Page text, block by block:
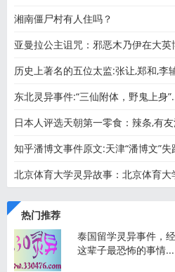
湘南僵尸村有人住吗？
亚曼拉公主诅咒：邪恶木乃伊在大
历史上著名的五位太监:张让,郑和,李
东北灵异事件:“三仙附体，野鬼上身
日本人评选天朝第一零食：辣条,有
知乎潘博文事件原文:天津“潘博文”
北京体育大学灵异故事：北京体育大
热门推荐
泰国留学灵异事件，
这辈子最恐怖的事情...